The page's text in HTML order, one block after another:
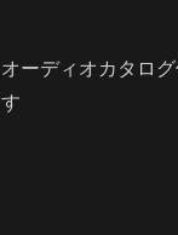
ーディオカタロ